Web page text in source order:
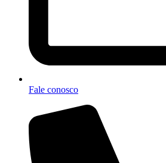
Fale conosco